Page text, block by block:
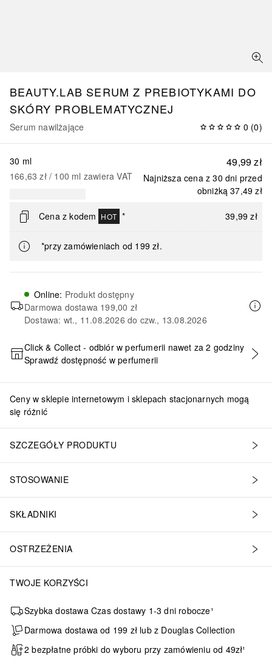
BEAUTY.LAB SERUM Z PREBIOTYKAMI DO
SKÓRY PROBLEMATYCZNEJ
Serum nawilżające 0 (0)
49,99 zł
Najniższa cena z 30 dni przed
obniżką 37,49 zł
30 ml
166,63 zł / 100 ml zawiera VAT
Cena z kodem HOT * 39,99 zł
*przy zamówieniach od 199 zł.
Online: Produkt dostępny
Darmowa dostawa 199,00 zł
Dostawa: wt., 11.08.2026 do czw., 13.08.2026
DODAJ DO KOSZYKA
Click & Collect - odbiór w perfumerii nawet za 2 godziny
Sprawdź dostępność w perfumerii
Ceny w sklepie internetowym i sklepach stacjonarnych mogą
się różnić
SZCZEGÓŁY PRODUKTU
STOSOWANIE
SKŁADNIKI
OSTRZEŻENIA
TWOJE KORZYŚCI
Szybka dostawa Czas dostawy 1-3 dni robocze¹
Darmowa dostawa od 199 zł lub z Douglas Collection
2 bezpłatne próbki do wyboru przy zamówieniu od 49zł¹